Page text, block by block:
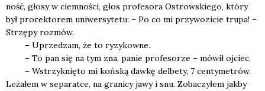
ność, gło­sy w ciem­no­ści, głos pro­fe­so­ra Ostrow­skie­go, któ­ry
był pro­rek­to­rem uni­wer­sy­te­tu: – Po co mi przy­wo­zi­cie tru­pa! –
Strzę­py roz­mów.
– Uprze­dzam, że to ryzy­kow­ne.
– To pan się na tym zna, panie pro­fe­so­rze – mówił ojciec.
– Wstrzyk­nię­to mi koń­ską daw­kę del­be­ty, 7 cen­ty­me­trów.
Leża­łem w sepa­rat­ce, na gra­ni­cy jawy i snu. Zoba­czy­łem jak­by